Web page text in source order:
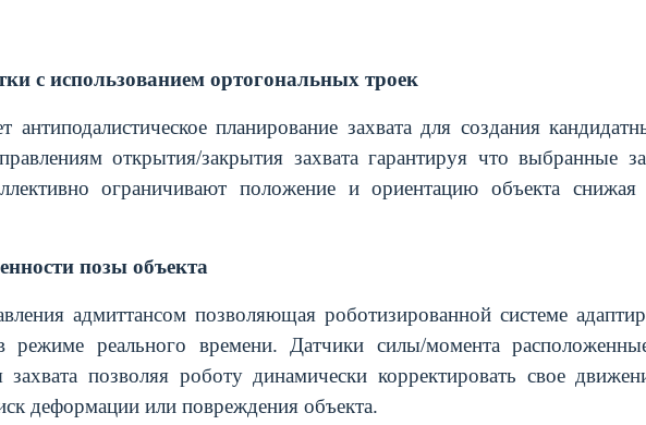
с использованием ортогональных троек
антиподалистическое планирование захвата для создания
открытия/закрытия захвата гарантируя что выбранные
ограничивают положение и ориентацию объекта снижая
позы объекта
адмиттансом позволяющая роботизированной системе
реального времени. Датчики силы/момента
позволяя роботу динамически корректировать свое
деформации или повреждения объекта.